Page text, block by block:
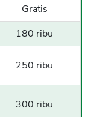
Gratis
180 ribu
250 ribu
300 ribu